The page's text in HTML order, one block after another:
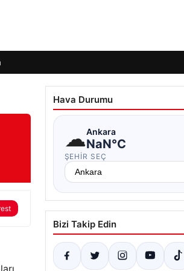
Hava Durumu
☁Ankara
NaN°C
ŞEHIR SEÇ
Bizi Takip Edin